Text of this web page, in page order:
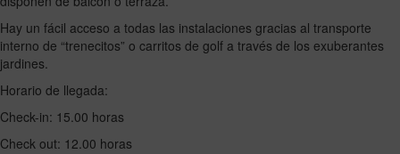
Hay un fácil acceso a todas las instalaciones gracias al transporte
interno de “trenecitos” o carritos de golf a través de los exuberantes
jardines.
Horario de llegada:
Check-in: 15.00 horas
Check out: 12.00 horas